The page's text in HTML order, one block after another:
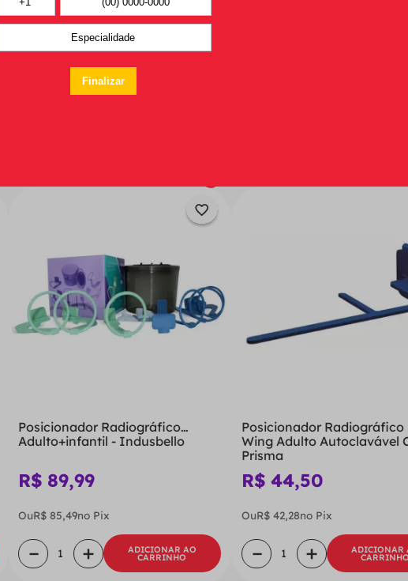
Posicionador Radiográfico
Adulto+infantil - Indusbello
R$ 89,99
OuR$ 85,49no Pix
＋
－ ADICIONAR AO
CARRINHO
Posicionador Radiográfico
Wing Adulto Autoclavável
Prisma
R$ 44,50
OuR$ 42,28no Pix
＋
－ ADICIONAR